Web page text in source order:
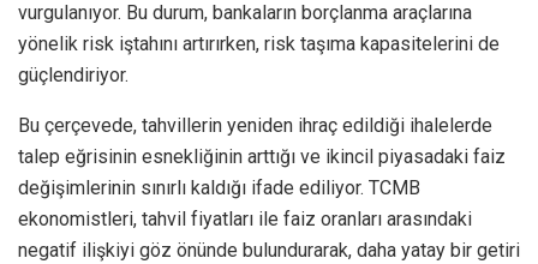
vurgulanıyor. Bu durum, bankaların borçlanma araçlarına
yönelik risk iştahını artırırken, risk taşıma kapasitelerini de
güçlendiriyor.
Bu çerçevede, tahvillerin yeniden ihraç edildiği ihalelerde
talep eğrisinin esnekliğinin arttığı ve ikincil piyasadaki faiz
değişimlerinin sınırlı kaldığı ifade ediliyor. TCMB
ekonomistleri, tahvil fiyatları ile faiz oranları arasındaki
negatif ilişkiyi göz önünde bulundurarak, daha yatay bir getiri